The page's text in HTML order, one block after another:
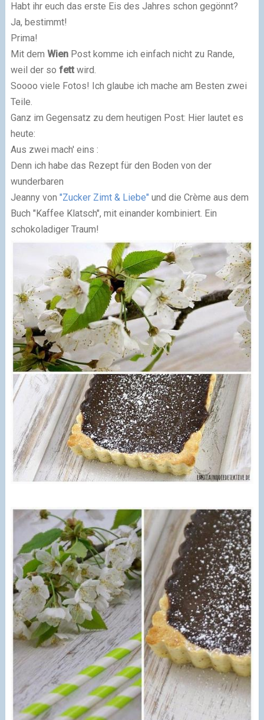
Habt ihr euch das erste Eis des Jahres schon gegönnt?
Ja, bestimmt!
Prima!
Mit dem WienPost komme ich einfach nicht zu Rande,
weil der so fettwird.
Soooo viele Fotos! Ich glaube ich mache am Besten zwei
Teile.
Ganz im Gegensatz zu dem heutigen Post: Hier lautet es
heute:
Aus zwei mach' eins :
Denn ich habe das Rezept für den Boden von der
wunderbaren
Jeanny von "Zucker Zimt & Liebe" und die Crème aus dem
Buch "Kaffee Klatsch", mit einander kombiniert. Ein
schokoladiger Traum!